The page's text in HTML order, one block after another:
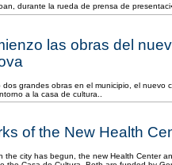
durante la rueda de prensa de
las obras del
dos grandes obras en el municipio, el nuevo
a la casa de cultura..
of the New Health
the city has begun, the new Health Center